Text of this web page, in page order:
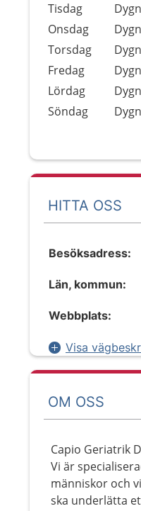
Tisdag
Onsdag
Torsdag
Fredag
Lördag
Söndag
HITTA OSS
Besöksadress:
Län, kommun:
Webbplats:
Visa
OM OSS
Capio Geriatrik
Vi är
människor och
ska underlätta